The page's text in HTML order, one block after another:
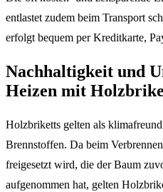
entlastet zudem beim Transport
erfolgt bequem per Kreditkarte,
Nachhaltigkeit und
Heizen mit
Holzbriketts gelten als
Brennstoffen. Da beim
freigesetzt wird, die der Baum
aufgenommen hat, gelten